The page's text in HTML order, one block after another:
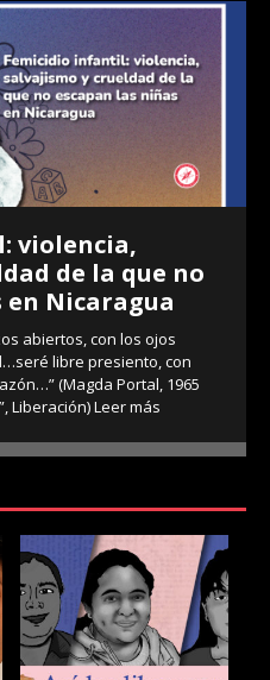
violencia,
de la que no
en Nicaragua
abiertos, con los ojos
libre presiento, con
(Magda Portal, 1965
Liberación)Leer más